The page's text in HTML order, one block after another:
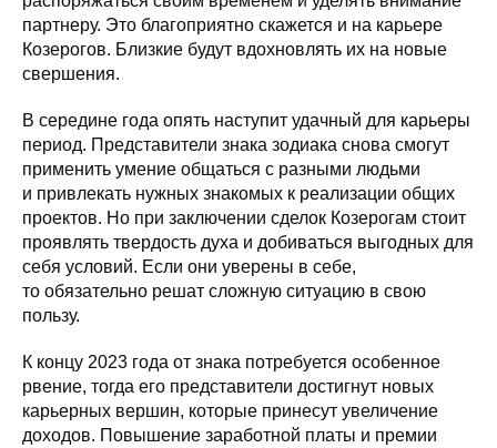
партнеру. Это благоприятно скажется и на карьере
Козерогов. Близкие будут вдохновлять их на новые
свершения.
В середине года опять наступит удачный для карьеры
период. Представители знака зодиака снова смогут
применить умение общаться с разными людьми
и привлекать нужных знакомых к реализации общих
проектов. Но при заключении сделок Козерогам стоит
проявлять твердость духа и добиваться выгодных для
себя условий. Если они уверены в себе,
то обязательно решат сложную ситуацию в свою
пользу.
К концу 2023 года от знака потребуется особенное
рвение, тогда его представители достигнут новых
карьерных вершин, которые принесут увеличение
доходов. Повышение заработной платы и премии